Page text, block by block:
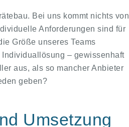
Bei uns kommt nichts von
Anforderungen sind für
Größe unseres Teams
– gewissenhaft
aus, als so mancher Anbieter
geben?
Umsetzung